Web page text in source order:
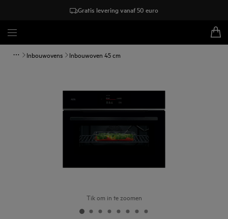
Gratis levering vanaf 50 euro
Inbouwovens Inbouwoven 45 cm
Tik om in te zoomen